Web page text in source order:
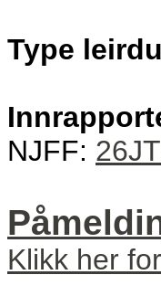
Type
NJFF:
Klikk her